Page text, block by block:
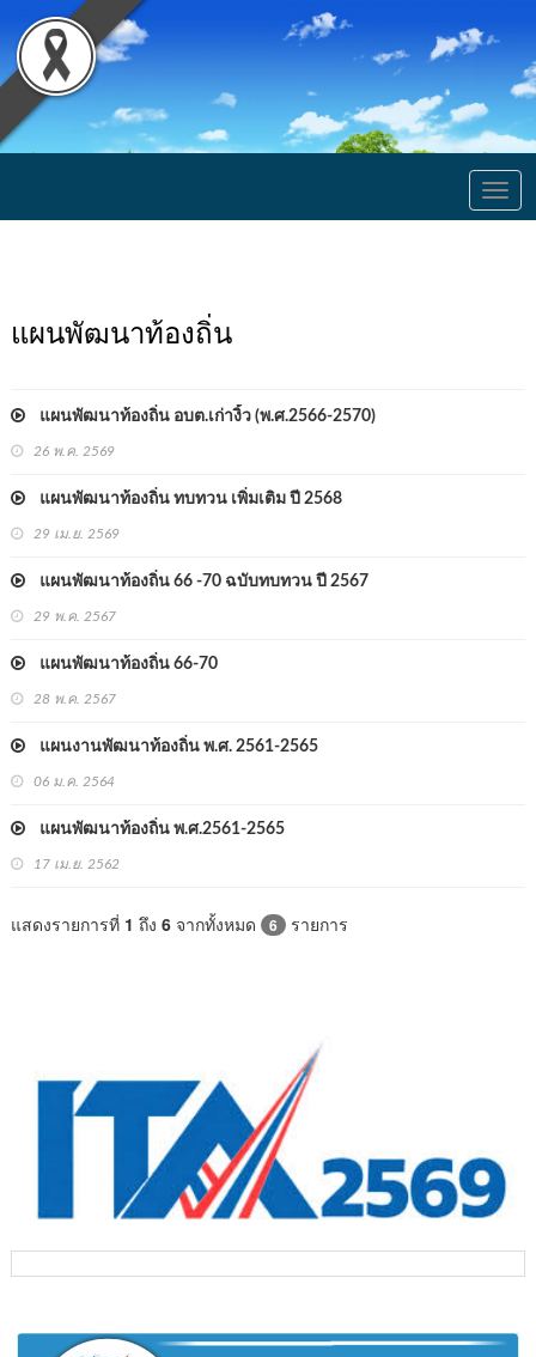
แผนพัฒนาท้องถิ่น
แผนพัฒนาท้องถิ่น อบต.เก่างิ้ว (พ.ศ.2566-2570)
26 พ.ค. 2569
แผนพัฒนาท้องถิ่น ทบทวน เพิ่มเติม ปี 2568
29 เม.ย. 2569
แผนพัฒนาท้องถิ่น 66 -70 ฉบับทบทวน ปี 2567
29 พ.ค. 2567
แผนพัฒนาท้องถิ่น 66-70
28 พ.ค. 2567
แผนงานพัฒนาท้องถิ่น พ.ศ. 2561-2565
06 ม.ค. 2564
แผนพัฒนาท้องถิ่น พ.ศ.2561-2565
17 เม.ย. 2562
แสดงรายการที่ 1 ถึง 6 จากทั้งหมด 6 รายการ